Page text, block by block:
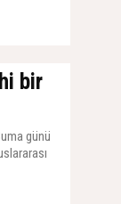
bir
günü